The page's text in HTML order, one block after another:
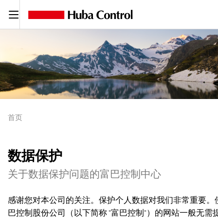
C
首页
数据保护
关于数据保护问题的富巴控制中心
感谢您对本公司的关注。保护个人数据对我们非常重要。
巴控制股份公司（以下简称 "富巴控制"）的网站一般无需